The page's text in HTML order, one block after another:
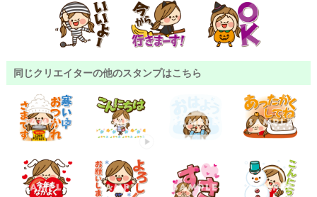
同じクリエイターの他のスタンプはこちら